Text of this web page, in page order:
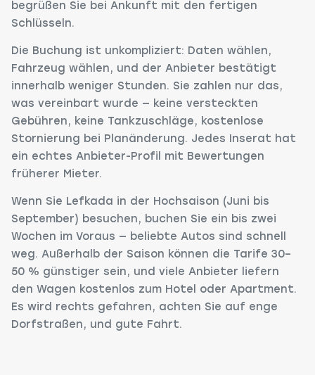
begrüßen Sie bei Ankunft mit den fertigen
Schlüsseln.
Die Buchung ist unkompliziert: Daten wählen,
Fahrzeug wählen, und der Anbieter bestätigt
innerhalb weniger Stunden. Sie zahlen nur das,
was vereinbart wurde — keine versteckten
Gebühren, keine Tankzuschläge, kostenlose
Stornierung bei Planänderung. Jedes Inserat hat
ein echtes Anbieter-Profil mit Bewertungen
früherer Mieter.
Wenn Sie Lefkada in der Hochsaison (Juni bis
September) besuchen, buchen Sie ein bis zwei
Wochen im Voraus — beliebte Autos sind schnell
weg. Außerhalb der Saison können die Tarife 30–
50 % günstiger sein, und viele Anbieter liefern
den Wagen kostenlos zum Hotel oder Apartment.
Es wird rechts gefahren, achten Sie auf enge
Dorfstraßen, und gute Fahrt.